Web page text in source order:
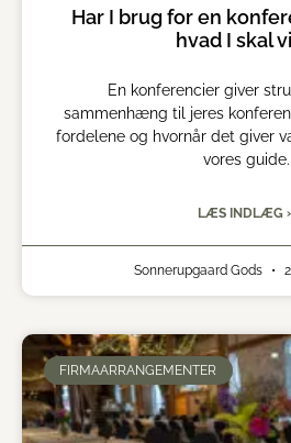
Har I brug for en
hvad I skal
En konferencier giver
sammenhæng til jeres
fordelene og hvornår det giver
vores guide.
LÆS INDLÆG
Sonnerupgaard Gods
FIRMAARRANGEMENTER